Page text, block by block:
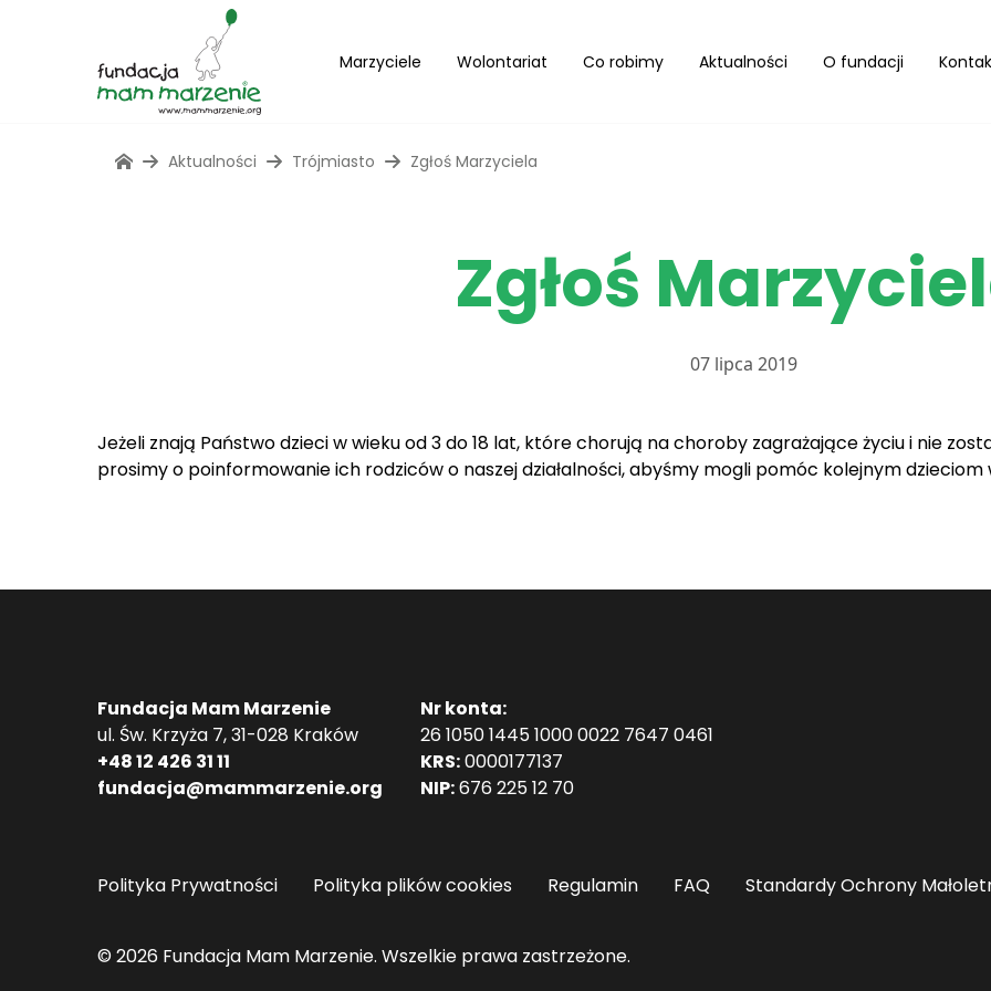
Marzyciele Wolontariat Co robimy Aktualności O fundacji
Aktualności Trójmiasto Zgłoś Marzyciela
Zgłoś
07 lipca 2019
Jeżeli znają Państwo dzieci w wieku od 3 do 18 lat, które chorują na choroby zagrażające życiu i nie
prosimy o poinformowanie ich rodziców o naszej działalności, abyśmy mogli pomóc kolejnym dzieciom
Fundacja Mam Marzenie
ul. Św. Krzyża 7, 31-028 Kraków
+48 12 426 31 11
fundacja@mammarzenie.org
Nr konta:
26 1050 1445 1000 0022 7647 0461
KRS:0000177137
NIP:676 225 12 70
Polityka Prywatności Polityka plików cookies Regulamin FAQ Standardy Ochrony
© 2026 Fundacja Mam Marzenie. Wszelkie prawa zastrzeżone.